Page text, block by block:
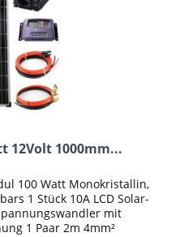
12Volt 1000mm...
100 Watt Monokristallin,
1 Stück 10A LCD Solar-
mit
1 Paar 2m 4mm²